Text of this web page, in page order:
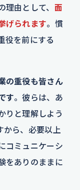
由として、 面
げられます。慣
役を前にする
の重役も皆さん
す。彼らは、あ
りと理解しよう
から、必要以上
コミュニケーシ
をありのままに